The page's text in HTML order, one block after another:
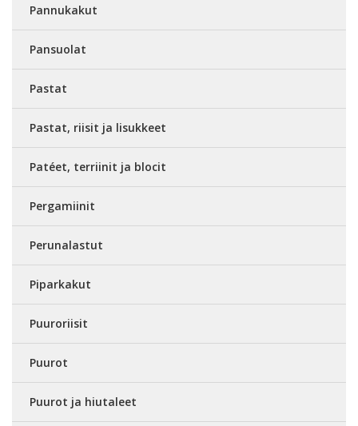
Pannukakut
Pansuolat
Pastat
Pastat, riisit ja lisukkeet
Patéet, terriinit ja blocit
Pergamiinit
Perunalastut
Piparkakut
Puuroriisit
Puurot
Puurot ja hiutaleet